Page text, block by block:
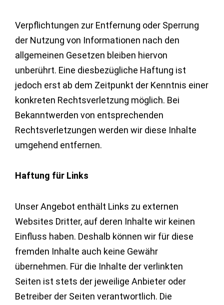
Verpflichtungen zur Entfernung oder Sperrung
der Nutzung von Informationen nach den
allgemeinen Gesetzen bleiben hiervon
unberührt. Eine diesbezügliche Haftung ist
jedoch erst ab dem Zeitpunkt der Kenntnis einer
konkreten Rechtsverletzung möglich. Bei
Bekanntwerden von entsprechenden
Rechtsverletzungen werden wir diese Inhalte
umgehend entfernen.
Haftung für Links
Unser Angebot enthält Links zu externen
Websites Dritter, auf deren Inhalte wir keinen
Einfluss haben. Deshalb können wir für diese
fremden Inhalte auch keine Gewähr
übernehmen. Für die Inhalte der verlinkten
Seiten ist stets der jeweilige Anbieter oder
Betreiber der Seiten verantwortlich. Die